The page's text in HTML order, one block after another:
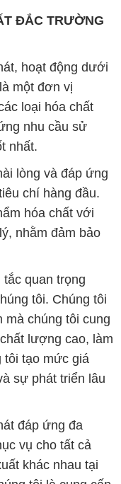
quan trọng
tôi. Chúng tôi
mà chúng tôi cung
lượng cao, làm
tôi tạo mức giá
sự phát triển lâu
đáp ứng đa
vụ cho tất cả
khác nhau tại
tôi là cung cấp
chất đáng tin cậy,
trên thị trường.
chuyên nghiệp
Đội ngũ của
hỗ trợ khách hàng
ứng tối đa yêu
hàng.
tư vấn, quý
web của chúng
Chúng tôi rất
quan hệ lâu
hàng.